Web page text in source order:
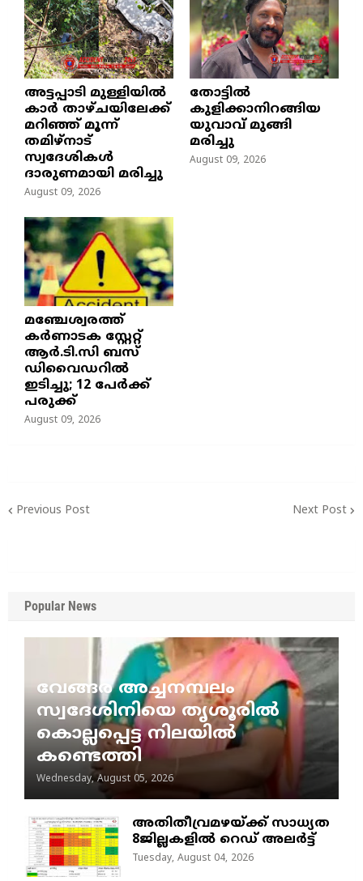
അട്ടപ്പാടി മുള്ളിയിൽ
കാർ താഴ്ചയിലേക്ക്
മറിഞ്ഞ് മൂന്ന്
തമിഴ്നാട്
സ്വദേശികൾ
ദാരുണമായി മരിച്ചു
August 09, 2026
തോട്ടിൽ
കുളിക്കാനിറങ്ങിയ
യുവാവ് മുങ്ങി
മരിച്ചു
August 09, 2026
മഞ്ചേശ്വരത്ത്
കര്‍ണാടക സ്റ്റേറ്റ്
ആര്‍.ടി.സി ബസ്
ഡിവൈഡറില്‍
ഇടിച്ചു; 12 പേര്‍ക്ക്
പരുക്ക്
August 09, 2026
Previous Post Next Post
Popular News
വേങ്ങര അച്ചനമ്പലം
സ്വദേശിനിയെ തൃശൂരിൽ
കൊല്ലപ്പെട്ട നിലയിൽ
കണ്ടെത്തി
Wednesday, August 05, 2026
അതിതീവ്രമഴയ്ക്ക് സാധ്യത
8ജില്ലകളിൽ റെഡ് അലർട്ട്
Tuesday, August 04, 2026